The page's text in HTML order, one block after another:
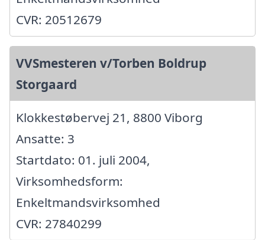
CVR: 20512679
VVSmesteren v/Torben Boldrup
Storgaard
Klokkestøbervej 21, 8800 Viborg
Ansatte: 3
Startdato: 01. juli 2004,
Virksomhedsform:
Enkeltmandsvirksomhed
CVR: 27840299